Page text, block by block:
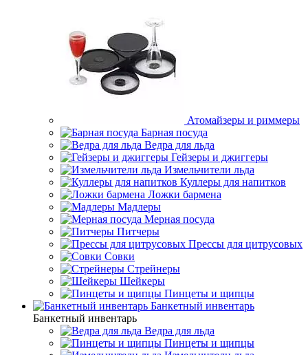
Атомайзеры и риммеры
Барная посуда
Ведра для льда
Гейзеры и джиггеры
Измельчители льда
Куллеры для напитков
Ложки бармена
Мадлеры
Мерная посуда
Питчеры
Прессы для цитрусовых
Совки
Стрейнеры
Шейкеры
Пинцеты и щипцы
Банкетный инвентарь
Банкетный инвентарь
Ведра для льда
Пинцеты и щипцы